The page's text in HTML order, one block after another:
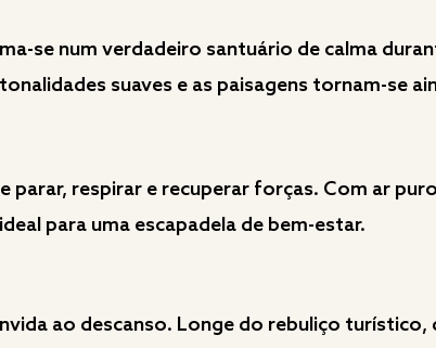
se num verdadeiro santuário de calma
suaves e as paisagens tornam-se
parar, respirar e recuperar forças. Com ar
para uma escapadela de bem-estar.
ao descanso. Longe do rebuliço turístico,